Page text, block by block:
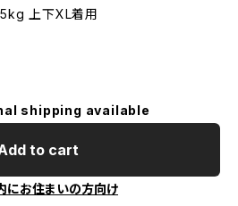
上下XL着用
shipping available
to cart
にお住まいの方向け